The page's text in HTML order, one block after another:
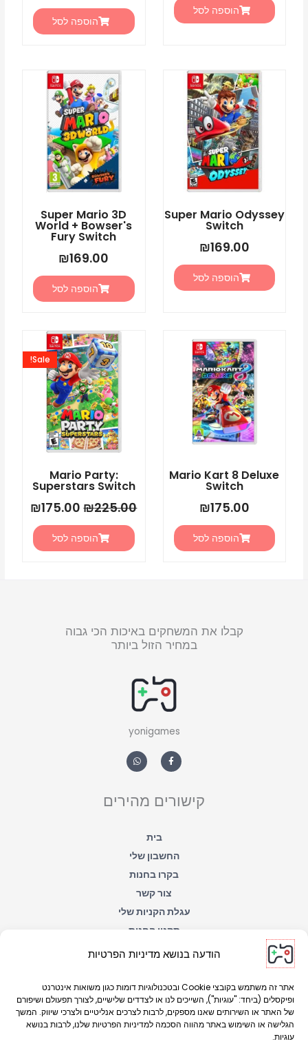
הודעה בנושא מדיניות הפרטיות
אתר זה משתמש בקובצי Cookie ובטכנולוגיות דומות כגון משואות אינטרנט
ופיקסלים (ביחד: "עוגיות"), השייכים לנו או לצדדים שלישיים, לצורך תפעולם ושיפורם
של האתר או השירותים שאנו מספקים, לרבות לצרכים אנליטיים ולצרכי שיווק. המשך
הגלישה או השימוש באתר מהווה הסכמה למדיניות הפרטיות שלנו, לרבות בנושא
עוגיות.
הוספה לסל
הוספה לסל
Super Mario Odyssey
Switch
₪169.00
הוספה לסל
Super Mario 3D
World + Bowser's
Fury Switch
₪169.00
הוספה לסל
Mario Kart 8 Deluxe
Switch
₪175.00
הוספה לסל
Mario Party:
Superstars Switch
Sale!
₪225.00
המחיר
המקורי
היה:
₪225.00.
₪175.00
הוא:
הוספה לסל
קבלו את המשחקים באיכות הכי גבוה
במחיר הזול ביותר
yonigames
a
c
e
o
h
a
t
p
p
קישורים מהירים
בית
החשבון שלי
בקרו בחנות
צור קשר
עגלת הקניות שלי
תקנון החנות